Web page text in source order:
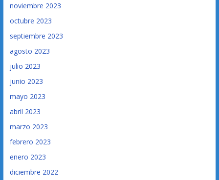
noviembre 2023
octubre 2023
septiembre 2023
agosto 2023
julio 2023
junio 2023
mayo 2023
abril 2023
marzo 2023
febrero 2023
enero 2023
diciembre 2022